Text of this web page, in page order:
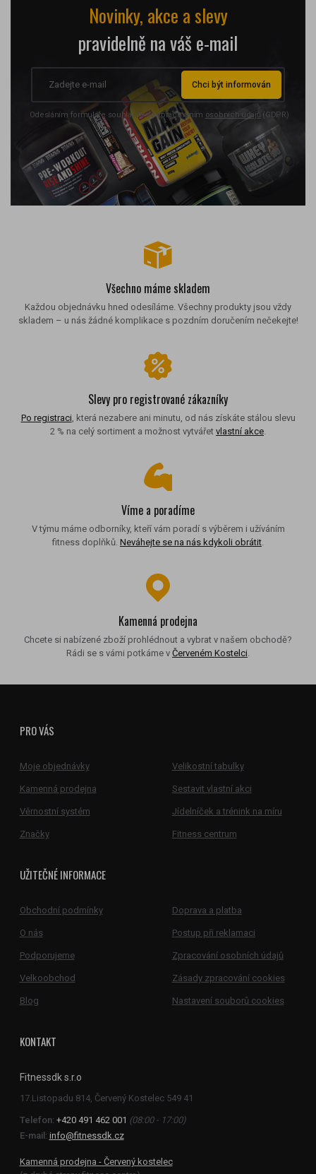
Novinky, akce a slevy
pravidelně na váš e-mail
Chci být informován
Odesláním formuláře souhlasíte se zpracováním osobních údajů (GDPR)
Všechno máme skladem
Každou objednávku hned odesíláme. Všechny produkty jsou vždy
skladem – u nás žádné komplikace s pozdním doručením nečekejte!
Slevy pro registrované zákazníky
Po registraci , která nezabere ani minutu, od nás získáte stálou slevu
2 % na celý sortiment a možnost vytvářet vlastní akce
Víme a poradíme
V týmu máme odborníky, kteří vám poradí s výběrem i užíváním
fitness doplňků. Neváhejte se na nás kdykoli obrátit
Kamenná prodejna
Chcete si nabízené zboží prohlédnout a vybrat v našem obchodě?
Rádi se s vámi potkáme v Červeném Kostelci
PRO VÁS
Moje objednávky Velikostní tabulky
Kamenná prodejna Sestavit vlastní akci
Věrnostní systém Jídelníček a trénink na míru
Značky Fitness centrum
UŽITEČNÉ INFORMACE
Obchodní podmínky Doprava a platba
O nás Postup při reklamaci
Podporujeme Zpracování osobních údajů
Velkoobchod Zásady zpracování cookies
Blog Nastavení souborů cookies
KONTAKT
Fitnessdk s.r.o
Telefon: +420 491 462 001 (08:00 - 17:00)
E-mail: info@fitnessdk.cz
Kamenná prodejna - Červený kostelec